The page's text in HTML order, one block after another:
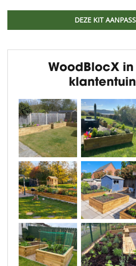
DEZE KIT
WoodBlocX